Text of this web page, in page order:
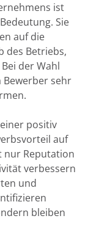
ist
Sie
auf die
des Betriebs,
der Wahl
Bewerber sehr
positiv
auf
nur Reputation
verbessern
und
bleiben